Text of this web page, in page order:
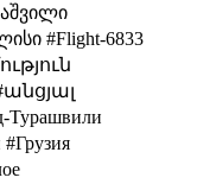
#Flight-6833
Турашвили